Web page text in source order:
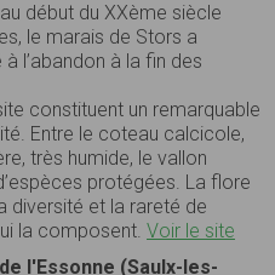
début du XXème siècle
le marais de Stors a
l’abandon à la fin des
constituent un remarquable
Entre le coteau calcicole,
très humide, le vallon
protégées. La flore
diversité et la rareté de
la composent. Voir le site
l'Essonne (Saulx-les-